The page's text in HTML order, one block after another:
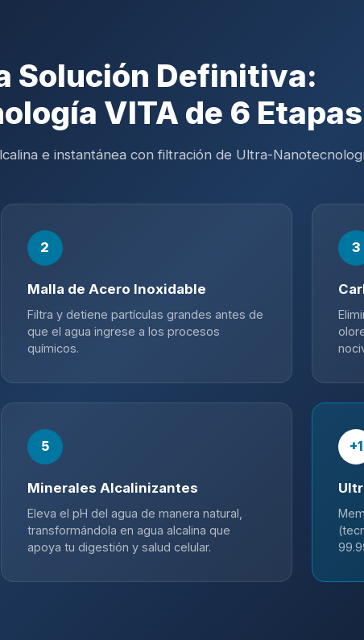
Solución Definitiva:
VITA de 6 Etapas
e instantánea con filtración de Ultra-
2
Malla de Acero Inoxidable
Filtra y detiene partículas grandes antes de
que el agua ingrese a los procesos
químicos.
3
5
Minerales Alcalinizantes
Eleva el pH del agua de manera natural,
transformándola en agua alcalina que
apoya tu digestión y salud celular.
+1